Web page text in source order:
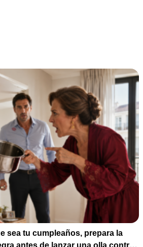
sea tu cumpleaños, prepara la
antes de lanzar una olla contra